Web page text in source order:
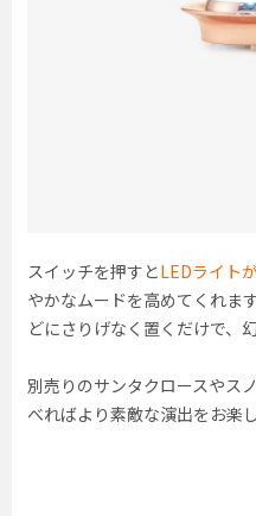
スイッチを押すとLEDライト
やかなムードを高めてくれま
どにさりげなく置くだけで、
別売りのサンタクロースやス
べればより素敵な演出をお楽